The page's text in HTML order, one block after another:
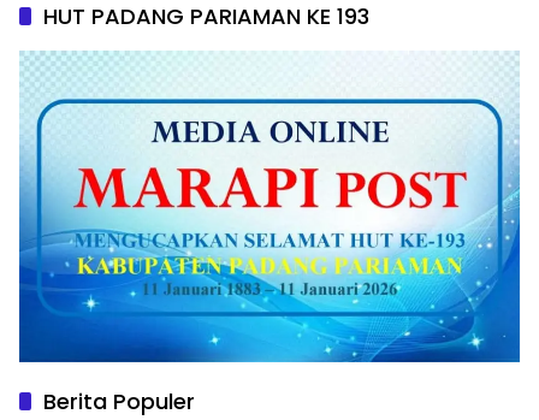
HUT PADANG PARIAMAN KE 193
Berita Populer